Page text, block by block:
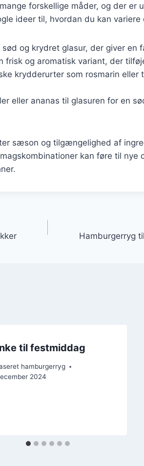
forskellige måder, og der er
ideer til, hvordan du kan variere
sød og krydret glasur, der giver en
frisk og aromatisk variant, der
krydderurter som rosmarin eller
eller ananas til glasuren for en
sæson og tilgængelighed af
kan føre til nye
Hamburgerryg
til festmiddag
hamburgerryg
2024